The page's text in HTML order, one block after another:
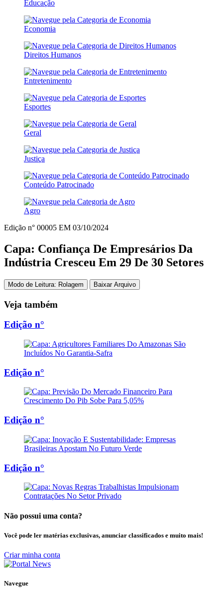
Educação
Economia
Direitos Humanos
Entretenimento
Esportes
Geral
Justiça
Conteúdo Patrocinado
Agro
Edição n° 00005 EM 03/10/2024
Capa: Confiança De Empresários Da
Indústria Cresceu Em 29 De 30 Setores
Modo de Leitura: Rolagem Baixar Arquivo
Veja também
Edição n°
Edição n°
Edição n°
Edição n°
Não possui uma conta?
Você pode ler matérias exclusivas, anunciar classificados e muito mais!
Criar minha conta
Navegue